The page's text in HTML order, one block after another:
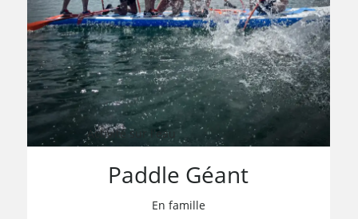
Activité sur l'eau
Paddle Géant
En famille